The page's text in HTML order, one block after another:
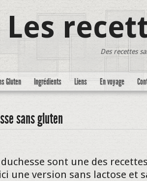
Les
Des recettes
Gluten Ingrédients Liens En voyage
sans gluten
sont une des
une version sans lactose et